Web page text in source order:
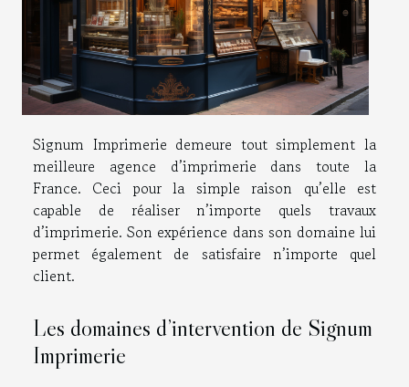
Signum Imprimerie demeure tout simplement la
meilleure agence d’imprimerie dans toute la
France. Ceci pour la simple raison qu’elle est
capable de réaliser n’importe quels travaux
d’imprimerie. Son expérience dans son domaine lui
permet également de satisfaire n’importe quel
client.
Les domaines d’intervention de Signum
Imprimerie